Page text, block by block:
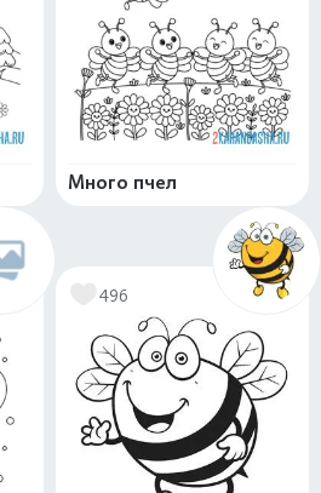
Много пчел
496